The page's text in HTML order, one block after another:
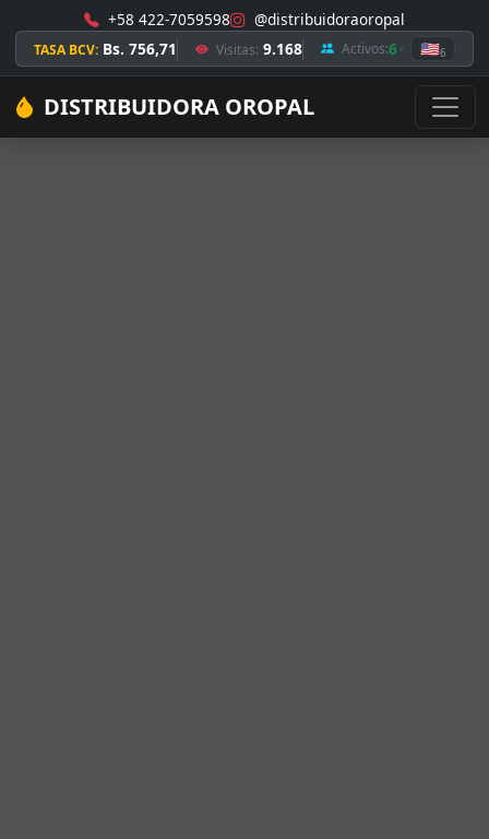
+58 422-7059598 @distribuidoraoropal
TASA BCV: Bs. 756,71 Visitas: 9.168 Activos:6 🇺🇸6
DISTRIBUIDORA OROPAL